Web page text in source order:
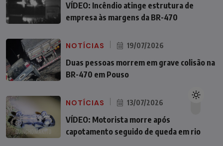
VÍDEO: Incêndio atinge estrutura de
empresa às margens da BR-470
NOTÍCIAS 19/07/2026
Duas pessoas morrem em grave colisão na
BR-470 em Pouso
NOTÍCIAS 13/07/2026
VÍDEO: Motorista morre após
capotamento seguido de queda em rio